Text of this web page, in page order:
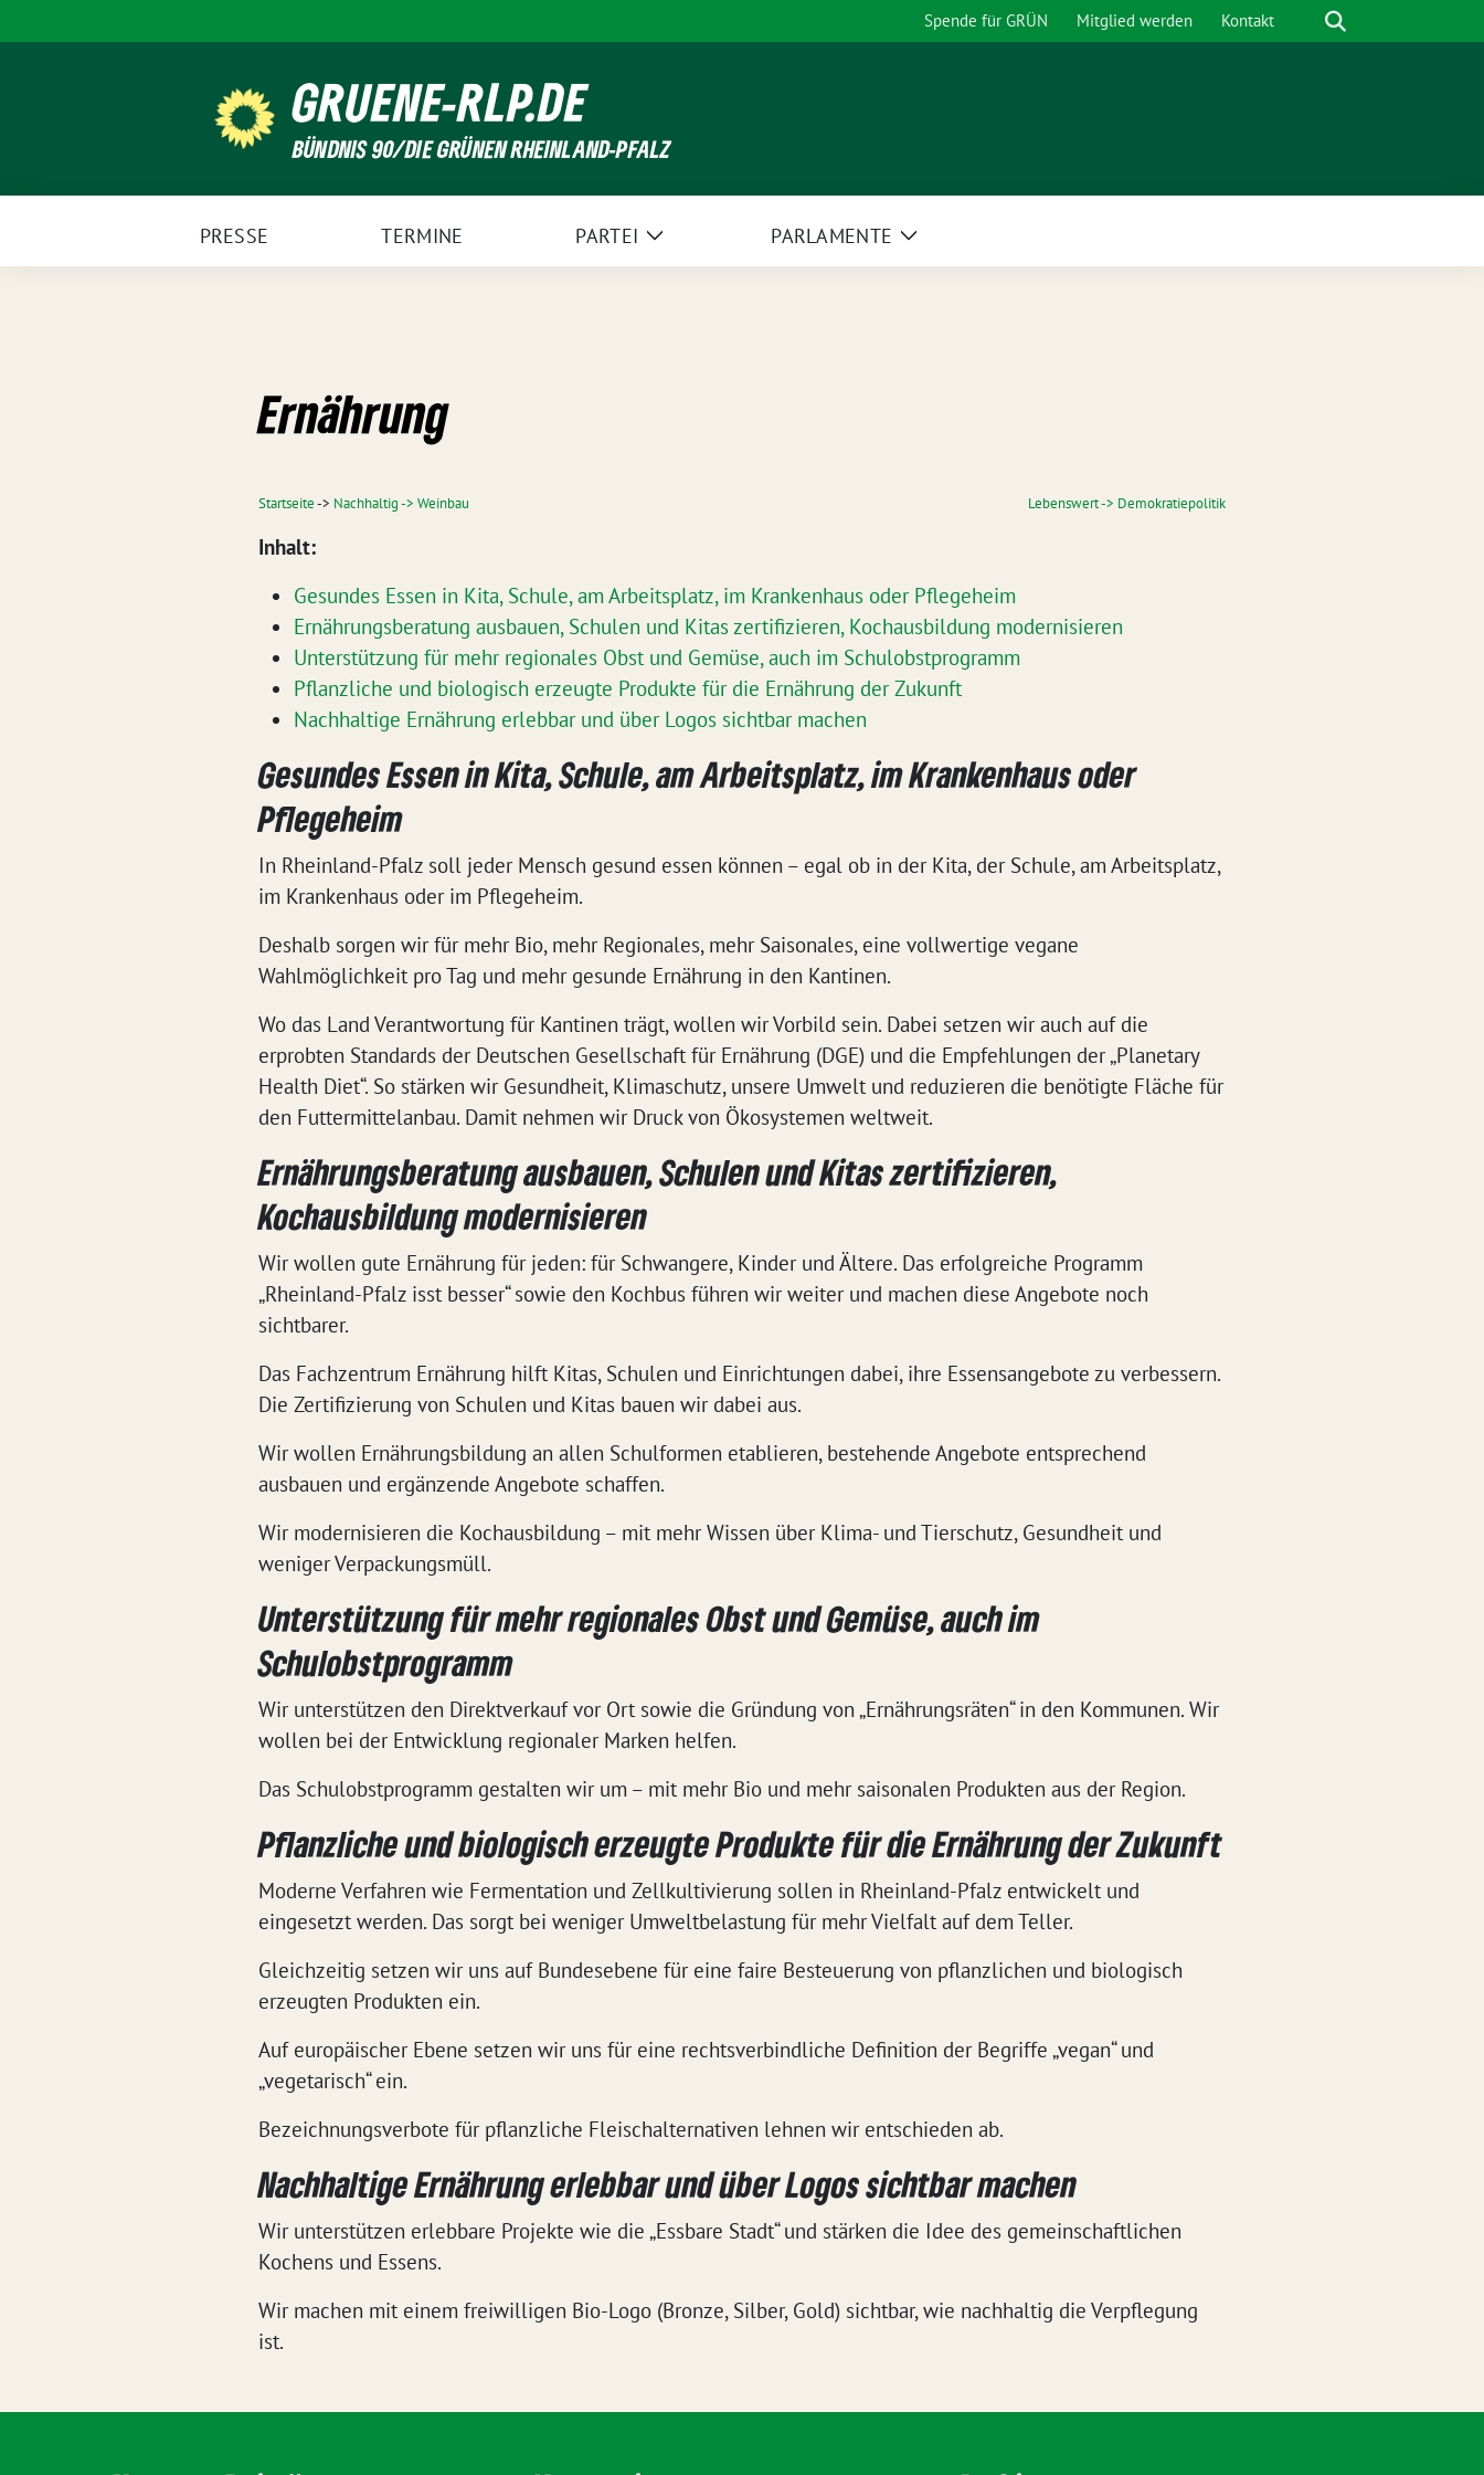
zum
Spende für GRÜN Mitglied werden Kontakt Suche
GRUENE-RLP.DE
BÜNDNIS 90/DIE GRÜNEN RHEINLAND-PFALZ
PRESSE TERMINE PARTEI
Zeige
PARLAMENTE
Zeige
Ernährung
Startseite-> Nachhaltig -> Weinbau Lebenswert -> Demokratiepolitik
Inhalt:
Gesundes Essen in Kita, Schule, am Arbeitsplatz, im Krankenhaus oder Pflegeheim
Ernährungsberatung ausbauen, Schulen und Kitas zertifizieren, Kochausbildung modernisieren
Unterstützung für mehr regionales Obst und Gemüse, auch im Schulobstprogramm
Pflanzliche und biologisch erzeugte Produkte für die Ernährung der Zukunft
Nachhaltige Ernährung erlebbar und über Logos sichtbar machen
Gesundes Essen in Kita, Schule, am Arbeitsplatz, im Krankenhaus oder
Pflegeheim
In Rheinland-Pfalz soll jeder Mensch gesund essen können – egal ob in der Kita, der Schule, am Arbeitsplatz,
im Krankenhaus oder im Pflegeheim.
Deshalb sorgen wir für mehr Bio, mehr Regionales, mehr Saisonales, eine vollwertige vegane
Wahlmöglichkeit pro Tag und mehr gesunde Ernährung in den Kantinen.
Wo das Land Verantwortung für Kantinen trägt, wollen wir Vorbild sein. Dabei setzen wir auch auf die
erprobten Standards der Deutschen Gesellschaft für Ernährung (DGE) und die Empfehlungen der „Planetary
Health Diet“. So stärken wir Gesundheit, Klimaschutz, unsere Umwelt und reduzieren die benötigte Fläche für
den Futtermittelanbau. Damit nehmen wir Druck von Ökosystemen weltweit.
Ernährungsberatung ausbauen, Schulen und Kitas zertifizieren,
Kochausbildung modernisieren
Wir wollen gute Ernährung für jeden: für Schwangere, Kinder und Ältere. Das erfolgreiche Programm
„Rheinland-Pfalz isst besser“ sowie den Kochbus führen wir weiter und machen diese Angebote noch
sichtbarer.
Das Fachzentrum Ernährung hilft Kitas, Schulen und Einrichtungen dabei, ihre Essensangebote zu verbessern.
Die Zertifizierung von Schulen und Kitas bauen wir dabei aus.
Wir wollen Ernährungsbildung an allen Schulformen etablieren, bestehende Angebote entsprechend
ausbauen und ergänzende Angebote schaffen.
Wir modernisieren die Kochausbildung – mit mehr Wissen über Klima- und Tierschutz, Gesundheit und
weniger Verpackungsmüll.
Unterstützung für mehr regionales Obst und Gemüse, auch im
Schulobstprogramm
Wir unterstützen den Direktverkauf vor Ort sowie die Gründung von „Ernährungsräten“ in den Kommunen. Wir
wollen bei der Entwicklung regionaler Marken helfen.
Das Schulobstprogramm gestalten wir um – mit mehr Bio und mehr saisonalen Produkten aus der Region.
Pflanzliche und biologisch erzeugte Produkte für die Ernährung der Zukunft
Moderne Verfahren wie Fermentation und Zellkultivierung sollen in Rheinland-Pfalz entwickelt und
eingesetzt werden. Das sorgt bei weniger Umweltbelastung für mehr Vielfalt auf dem Teller.
Gleichzeitig setzen wir uns auf Bundesebene für eine faire Besteuerung von pflanzlichen und biologisch
erzeugten Produkten ein.
Auf europäischer Ebene setzen wir uns für eine rechtsverbindliche Definition der Begriffe „vegan“ und
„vegetarisch“ ein.
Bezeichnungsverbote für pflanzliche Fleischalternativen lehnen wir entschieden ab.
Nachhaltige Ernährung erlebbar und über Logos sichtbar machen
Wir unterstützen erlebbare Projekte wie die „Essbare Stadt“ und stärken die Idee des gemeinschaftlichen
Kochens und Essens.
Wir machen mit einem freiwilligen Bio-Logo (Bronze, Silber, Gold) sichtbar, wie nachhaltig die Verpflegung
ist.